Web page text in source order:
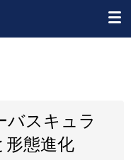
バスキュラ
形態進化